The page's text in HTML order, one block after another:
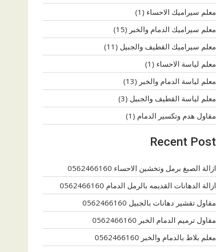
معلم سيراميك الاحساء (1)
معلم سيراميك الدمام والخبر (15)
معلم سيراميك القطيف والجبيل (11)
معلم لياسة الاحساء (1)
معلم لياسة الدمام والخبر (13)
معلم لياسة القطيف والجبيل (3)
مقاول هدم وتكسير الدمام (1)
Recent Post
ازالة الصبغ برمل وتخشين الاحساء 0562466160
ازالة الدهانات القديمه بالرمل الدمام 0562466160
مقاول تقشير دهانات بالجبيل 0562466160
مقاول ترميم الدمام الخبر 0562466160
معلم بلاط بالدمام والخبر 0562466160